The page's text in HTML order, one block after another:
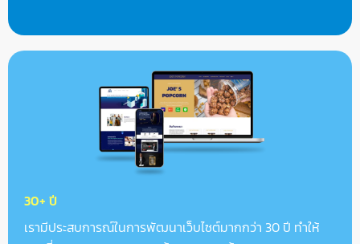
30+ ปี
เรามีประสบการณ์ในการพัฒนาเว็บไซต์มากกว่า 30 ปี ทำให้